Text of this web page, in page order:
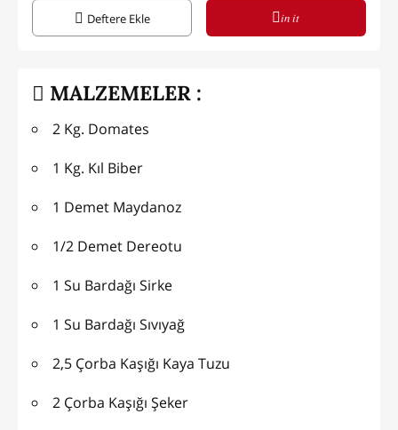
Deftere Ekle in it
MALZEMELER :
2 Kg. Domates
1 Kg. Kıl Biber
1 Demet Maydanoz
1/2 Demet Dereotu
1 Su Bardağı Sirke
1 Su Bardağı Sıvıyağ
2,5 Çorba Kaşığı Kaya Tuzu
2 Çorba Kaşığı Şeker